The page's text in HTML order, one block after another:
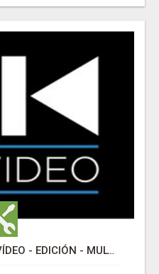
POSTPRODUCCIÓN DE VÍDEO - EDICIÓN - MULTIMEDIA